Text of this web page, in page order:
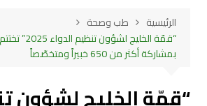
الرئيسية
طب وصحة
“قمّة الخليج
بمشاركة أكثر من 650 خبيراً ومتخصّصاً
“قمّة الخليج لشؤون